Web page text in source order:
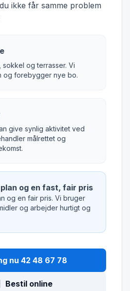
ikke får samme problem
sokkel og terrasser. Vi
og forebygger nye bo.
give synlig aktivitet ved
målrettet og
og en fast, fair pris
og en fair pris. Vi bruger
og arbejder hurtigt og
nu 42 48 67 78
Bestil online